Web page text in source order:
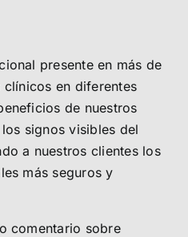
presente en más de
en diferentes
de nuestros
signos visibles del
a nuestros clientes los
más seguros y
comentario sobre